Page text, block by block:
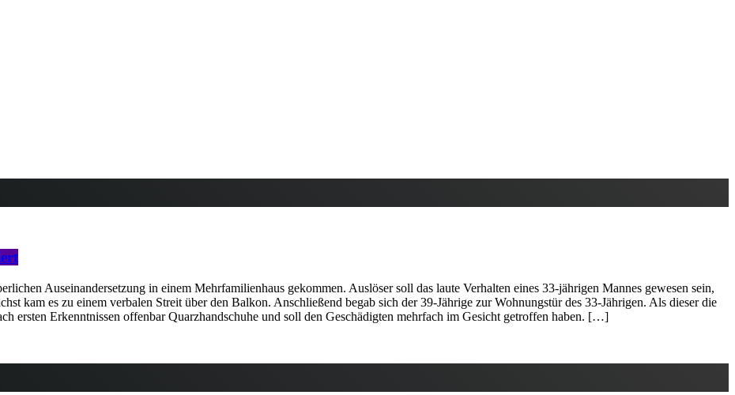
Auseinandersetzung in einem Mehrfamilienhaus gekommen. Auslöser soll das laute Verhalten eines 33-jährigen Mannes gewesen sein,
kam es zu einem verbalen Streit über den Balkon. Anschließend begab sich der 39-Jährige zur Wohnungstür des 33-Jährigen. Als dieser die
ersten Erkenntnissen offenbar Quarzhandschuhe und soll den Geschädigten mehrfach im Gesicht getroffen haben. […]